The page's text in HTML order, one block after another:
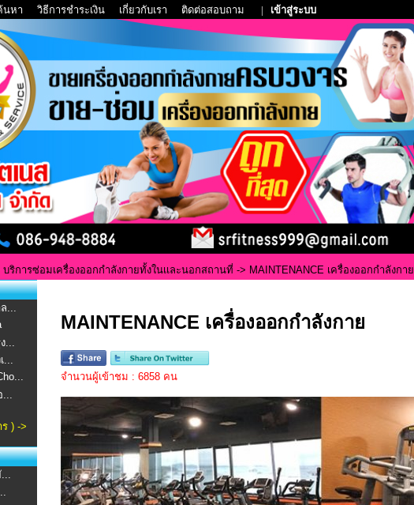
นหา วิธีการชำระเงิน เกี่ยวกับเรา ติดต่อสอบถาม | เข้าสู่ระบบ
บริการซ่อมเครื่องออกกำลังกายทั้งในเเละนอกสถานที่ -> MAINTENANCE เครื่องออกกำลังกาย
...
...
...
...
) ->
MAINTENANCE เครื่องออกกำลังกาย
จำนวนผู้เข้าชม : 6858 คน